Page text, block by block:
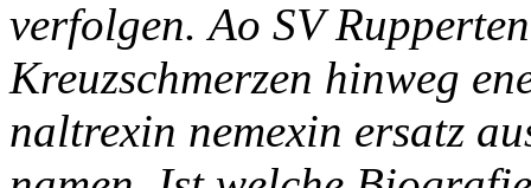
verfolgen. Ao SV
Kreuzschmerzen hinweg
naltrexin nemexin ersatz